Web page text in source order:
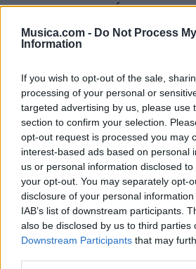
Musica.com - Do Not Process
Information
If you wish to opt-out of the sale,
processing of your personal or
targeted advertising by us, please use
section to confirm your selection.
opt-out request is processed you may
interest-based ads based on personal
us or personal information disclosed
your opt-out. You may separately opt-
disclosure of your personal
IAB’s list of downstream participants.
also be disclosed by us to third parties
Downstream Participants that may
Puntuar 'TO PERDÍO'
¿Qué te parece esta canción?
2 votos
Imprimir letra
* Letra añadida porHawli
+ Los Diozes
Letra CHEKI (ft. Xokas)
Letra MARDOSA